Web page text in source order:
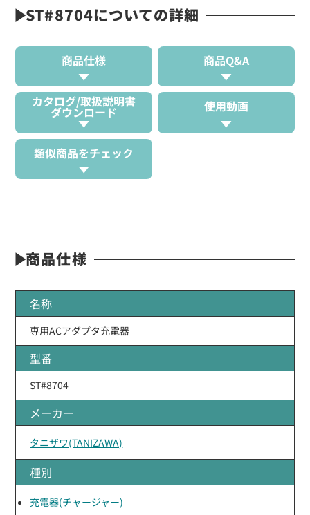
ST#8704についての詳細
商品仕様 商品Q&A
カタログ/取扱説明書
ダウンロード 使用動画
類似商品をチェック
商品仕様
名称
専用ACアダプタ充電器
型番
ST#8704
メーカー
タニザワ(TANIZAWA)
種別
充電器(チャージャー)